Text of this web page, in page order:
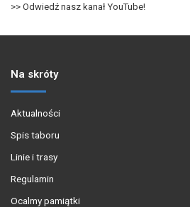
>> Odwiedź nasz kanał YouTube!
Na skróty
Aktualności
Spis taboru
Linie i trasy
Regulamin
Ocalmy pamiątki